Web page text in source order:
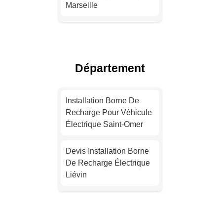
Marseille
Électrique Toulouse
Nice
Département
Installation Borne De
Recharge Pour Véhicule
Électrique Saint-Omer
Devis Installation Borne
De Recharge Électrique
Liévin